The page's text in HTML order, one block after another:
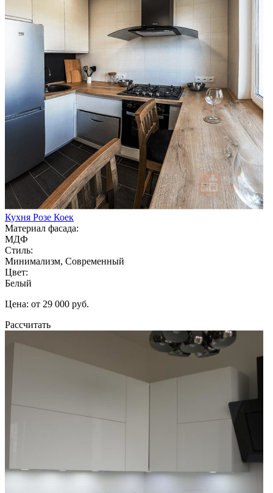
Кухня Розе Коек
Материал фасада:
МДФ
Стиль:
Минимализм, Современный
Цвет:
Белый
Цена: от 29 000 руб.
Рассчитать